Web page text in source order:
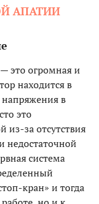
АПАТИИ
это огромная и
находится в
напряжения в
это
из-за отсутствия
недостаточной
система
кран» и тогда